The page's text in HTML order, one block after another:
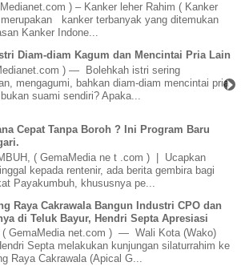
) – Kanker leher Rahim ( Kanker
kanker terbanyak yang ditemukan
Kanker Indone...
Diam-diam Kagum dan Mencintai Pria Lain
) — Bolehkah istri sering
mengagumi, bahkan diam-diam mencintai pria
suami sendiri? Apaka...
Cepat Tanpa Boroh ? Ini Program Baru
( GemaMedia ne t .com ) | Ucapkan
kepada rentenir, ada berita gembira bagi
Payakumbuh, khususnya pe...
Raya Cakrawala Bangun Industri CPO dan
di Teluk Bayur, Hendri Septa Apresiasi
( GemaMedia net.com ) — Wali Kota (Wako)
Septa melakukan kunjungan silaturrahim ke
Raya Cakrawala (Apical G...